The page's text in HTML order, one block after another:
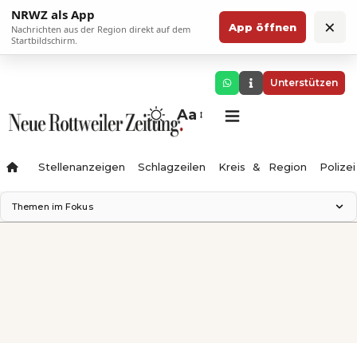
NRWZ als App
Nachrichten aus der Region direkt auf dem
Startbildschirm.
App öffnen ×
Unterstützen
Aa
Stellenanzeigen Schlagzeilen Kreis & Region Polizei
Themen im Fokus